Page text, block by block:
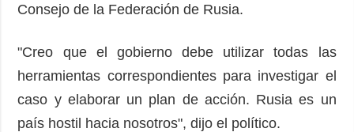
Consejo de la Federación de Rusia.
"Creo que el gobierno debe utilizar todas las
herramientas correspondientes para investigar el
caso y elaborar un plan de acción. Rusia es un
país hostil hacia nosotros", dijo el político.